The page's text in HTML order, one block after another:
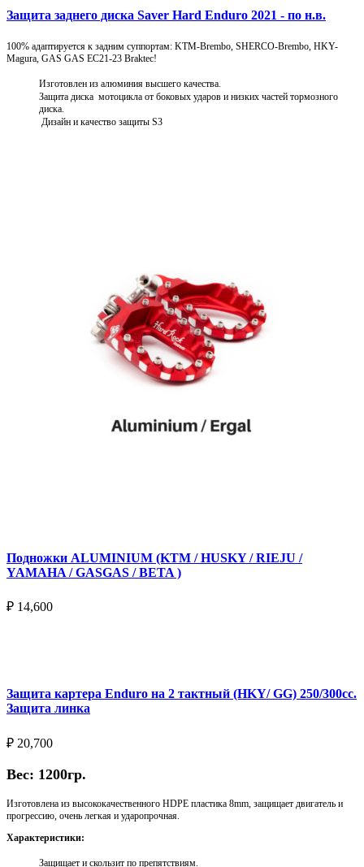
Защита заднего диска Saver Hard Enduro 2021 - по н.в.
100% адаптируется к задним суппортам: KTM-Brembo, SHERCO-Brembo, HKY-
Magura, GAS GAS EC21-23 Braktec!
Изготовлен из алюминия высшего качества.
Защита диска мотоцикла от боковых ударов и низких частей тормозного
диска.
Дизайн и качество защиты S3
Подножки ALUMINIUM (KTM / HUSKY / RIEJU /
YAMAHA / GASGAS / BETA )
₽ 14,600
Защита картера Enduro на 2 тактный (HKY/ GG) 250/300cc.
Защита линка
₽ 20,700
Вес: 1200гр.
Изготовлена из высококачественного HDPE пластика 8mm, защищает двигатель и
прогрессию, очень легкая и ударопрочная.
Характеристики:
Защищает и скользит по препятствиям.